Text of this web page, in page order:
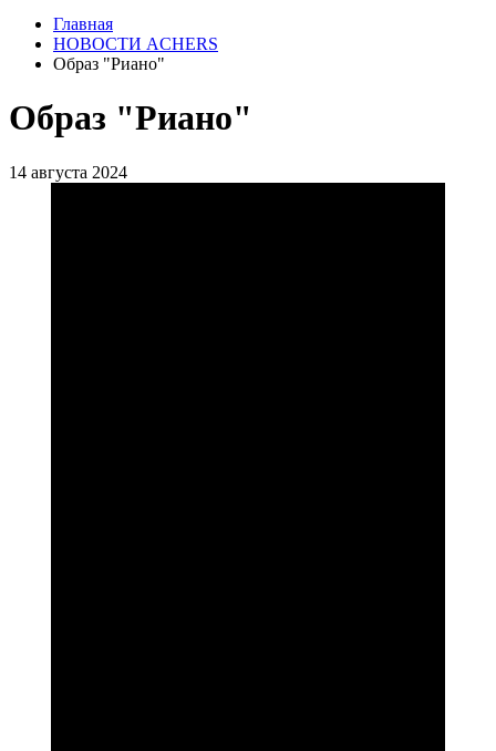
Главная
НОВОСТИ ACHERS
Образ "Риано"
Образ "Риано"
14 августа 2024